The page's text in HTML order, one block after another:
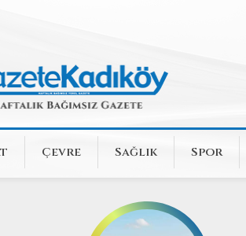
Çevre Sağlık Spor